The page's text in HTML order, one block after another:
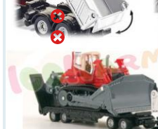
Online
Uitverkocht
Winkel
Uitverkocht
Artikelnummer: 1854
Over dit product